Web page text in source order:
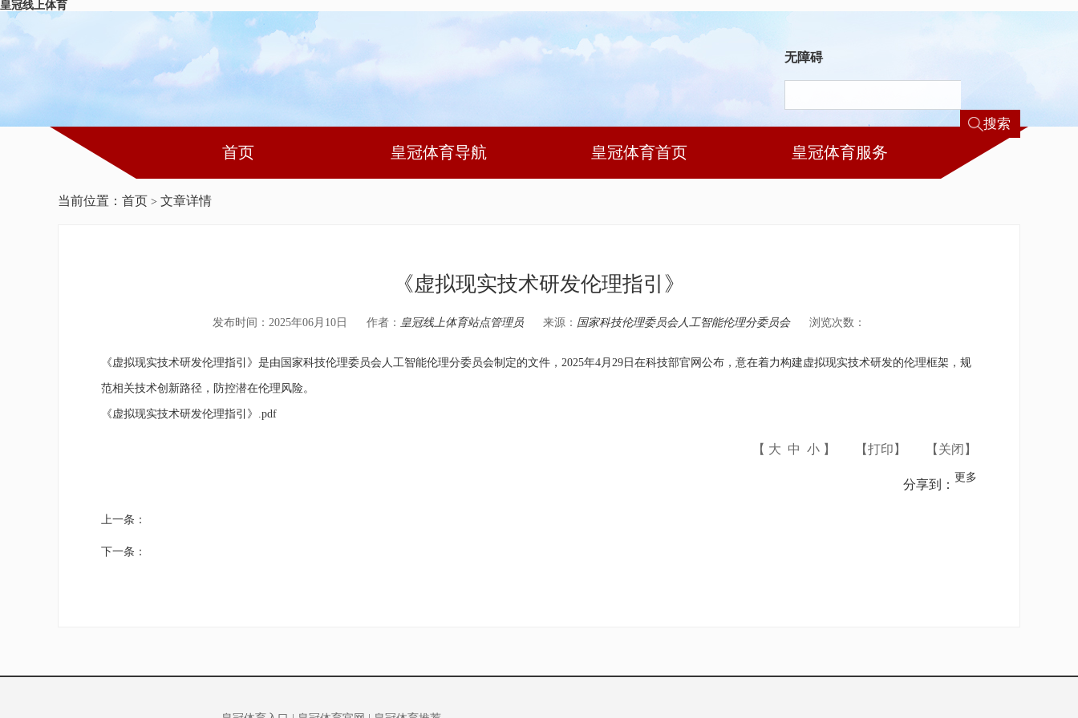
皇冠线上体育
无障碍
搜索
首页 皇冠体育导航 皇冠体育首页 皇冠体育服务
当前位置： 首页 > 文章详情
《虚拟现实技术研发伦理指引》
发布时间：2025年06月10日 作者： 皇冠线上体育站点管理员 来源： 国家科技伦理委员会人工智能伦理分委员会 浏览次数：
《虚拟现实技术研发伦理指引》是由国家科技伦理委员会人工智能伦理分委员会制定的文件，2025年4月29日在科技部官网公布，意在着力构建虚拟现实技术研发的伦理框架，规
范相关技术创新路径，防控潜在伦理风险。
《虚拟现实技术研发伦理指引》.pdf
【 大 中 小 】 【打印 】 【 关闭 】
更多
分享到：
上一条：
下一条：